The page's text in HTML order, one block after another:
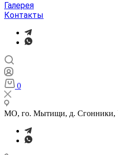
Галерея
Контакты
0
МО, го. Мытищи, д. Сгонники,